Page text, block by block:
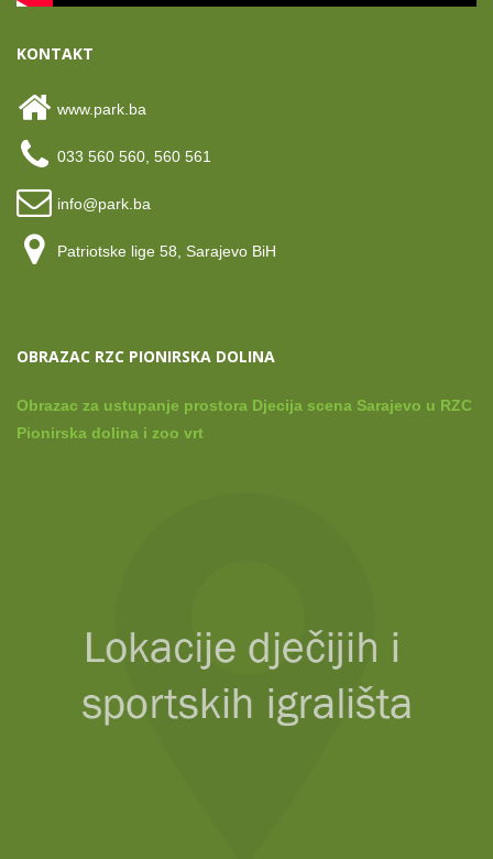
KONTAKT
www.park.ba
033 560 560, 560 561
info@park.ba
Patriotske lige 58, Sarajevo BiH
OBRAZAC RZC PIONIRSKA DOLINA
Obrazac za ustupanje prostora Djecija scena Sarajevo u RZC
Pionirska dolina i zoo vrt